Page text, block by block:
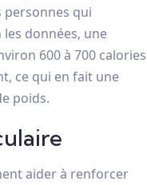
personnes qui
données, une
600 à 700 calories
ce qui en fait une
poids.
aider à renforcer